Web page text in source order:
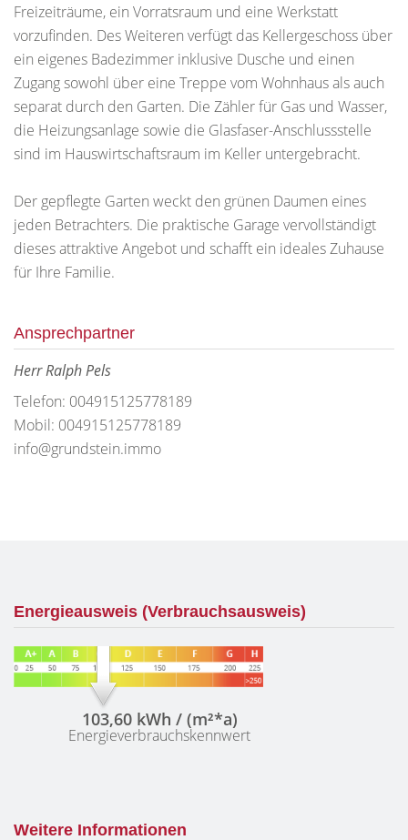
Freizeiträume, ein Vorratsraum und eine Werkstatt
vorzufinden. Des Weiteren verfügt das Kellergeschoss über
ein eigenes Badezimmer inklusive Dusche und einen
Zugang sowohl über eine Treppe vom Wohnhaus als auch
separat durch den Garten. Die Zähler für Gas und Wasser,
die Heizungsanlage sowie die Glasfaser-Anschlussstelle
sind im Hauswirtschaftsraum im Keller untergebracht.
Der gepflegte Garten weckt den grünen Daumen eines
jeden Betrachters. Die praktische Garage vervollständigt
dieses attraktive Angebot und schafft ein ideales Zuhause
für Ihre Familie.
Ansprechpartner
Herr Ralph Pels
Telefon: 004915125778189
Mobil: 004915125778189
info@grundstein.immo
Energieausweis (Verbrauchsausweis)
103,60 kWh / (m²*a)
Energieverbrauchskennwert
Weitere Informationen